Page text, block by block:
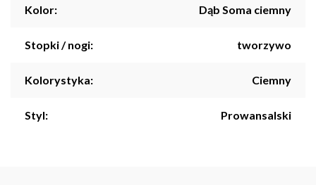
Kolor: Dąb Soma ciemny
Stopki / nogi: tworzywo
Kolorystyka: Ciemny
Styl: Prowansalski